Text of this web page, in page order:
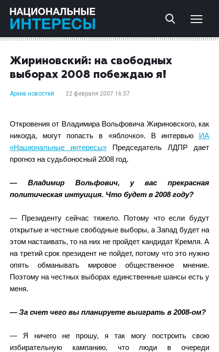
Жириновский: на свободных
выборах 2008 побеждаю я!
Архив новостей 22 февраля 2007 16:57
Откровения от Владимира Вольфовича Жириновского, как
никогда, могут попасть в «яблочко». В интервью
ИА
«Национальные интересы» Председатель ЛДПР дает
прогноз на судьбоносный 2008 год.
— Владимир Вольфович, у вас прекрасная
политическая интуиция. Что будет в 2008 году?
— Президенту сейчас тяжело. Потому что если будут
открытые и честные свободные выборы, а Запад будет на
этом настаивать, то на них не пройдет кандидат Кремля. А
на третий срок президент не пойдет, потому что это нужно
опять обманывать мировое общественное мнение.
Поэтому на честных выборах единственные шансы есть у
меня.
— За счет чего вы планируете выиграть в 2008-ом?
— Я ничего не прошу, я так могу построить свою
избирательную кампанию, что люди в очереди